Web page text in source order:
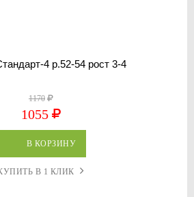
4 р.52-54 рост 3-4
1170
1055
В КОРЗИНУ
В 1 КЛИК